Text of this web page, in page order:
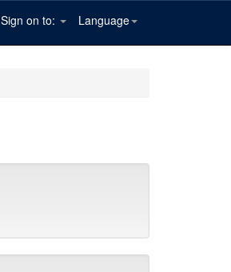
Language
Sign on to: